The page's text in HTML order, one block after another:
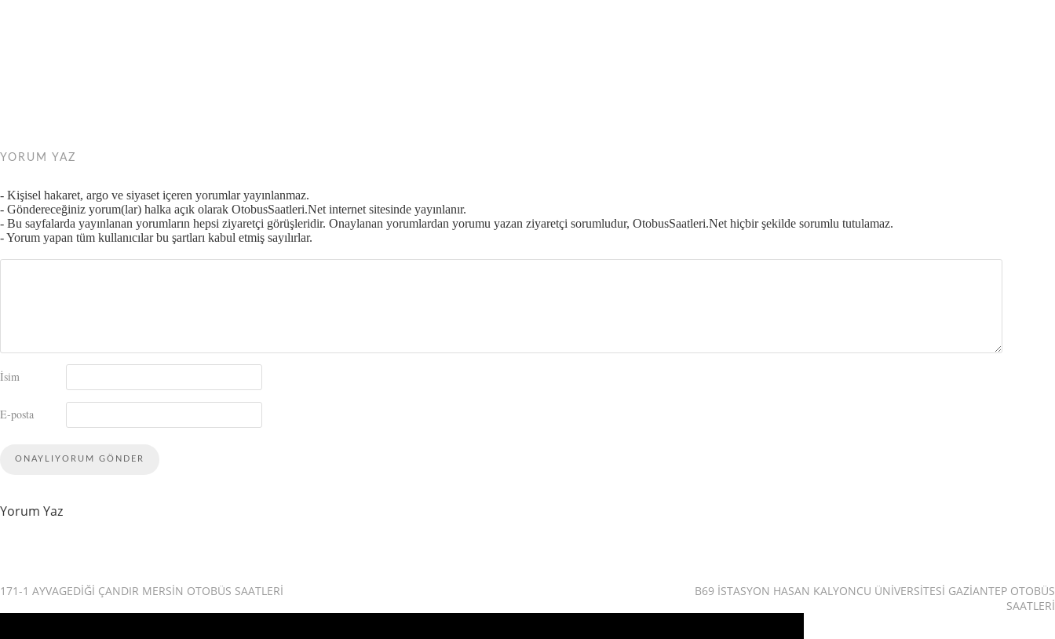
YORUM YAZ
- Kişisel hakaret, argo ve siyaset içeren yorumlar yayınlanmaz.
- Göndereceğiniz yorum(lar) halka açık olarak OtobusSaatleri.Net internet sitesinde yayınlanır.
- Bu sayfalarda yayınlanan yorumların hepsi ziyaretçi görüşleridir. Onaylanan yorumlardan yorumu yazan ziyaretçi sorumludur, OtobusSaatleri.Net hiçbir şekilde sorumlu tutulamaz.
- Yorum yapan tüm kullanıcılar bu şartları kabul etmiş sayılırlar.
İsim
E-posta
Yorum Yaz
171-1 AYVAGEDIĞI ÇANDIR MERSIN OTOBÜS SAATLERI
B69 İSTASYON HASAN KALYONCU ÜNIVERSITESI GAZIANTEP OTOBÜS
SAATLERI